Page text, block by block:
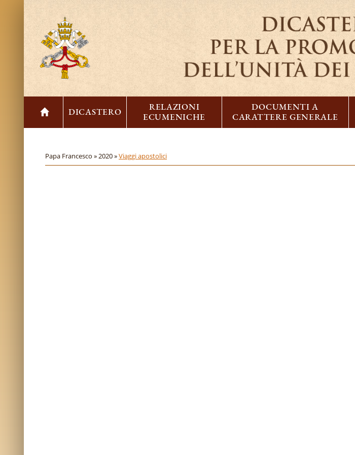
DICASTERO
RELAZIONI
ECUMENICHE
DOCUMENTI A
CARATTERE GENERALE
Papa Francesco »2020 »Viaggi apostolici